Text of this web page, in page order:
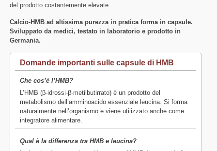
del prodotto costantemente elevate.
Calcio-HMB ad altissima purezza in pratica forma in capsule.
Sviluppato da medici, testato in laboratorio e prodotto in
Germania.
Domande importanti sulle capsule di HMB
Che cos’è l’HMB?
L’HMB (β-idrossi-β-metilbutirrato) è un prodotto del
metabolismo dell’amminoacido essenziale leucina. Si forma
naturalmente nell’organismo e viene utilizzato anche come
integratore alimentare.
Qual è la differenza tra HMB e leucina?